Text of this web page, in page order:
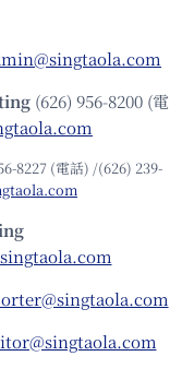
(626) 956-8200 (電
8227 (電話) /(626) 239-